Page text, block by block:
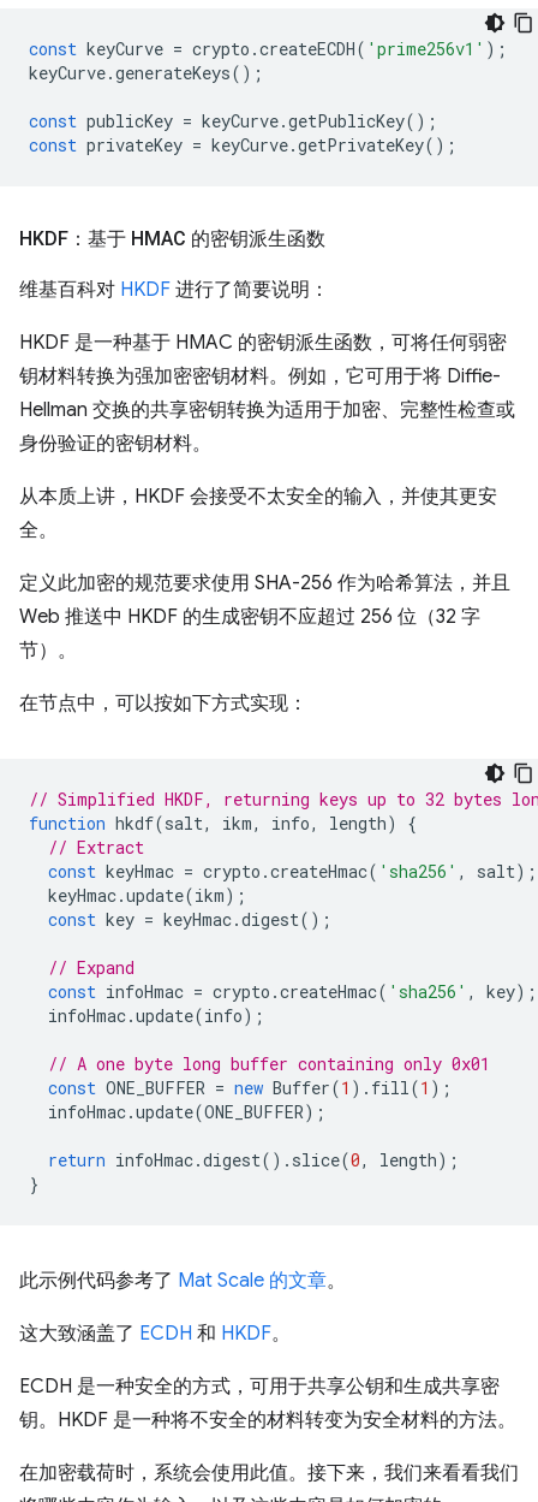
const keyCurve = crypto .createECDH( 'prime256v1' );
keyCurve.generateKeys();
const publicKey = keyCurve.getPublicKey();
const privateKey = keyCurve.getPrivateKey();
HKDF：基于 HMAC 的密钥派生函数
维基百科对 HKDF 进行了简要说明：
HKDF 是一种基于 HMAC 的密钥派生函数，可将任何弱密
钥材料转换为强加密密钥材料。例如，它可用于将 Diffie-
Hellman 交换的共享密钥转换为适用于加密、完整性检查或
身份验证的密钥材料。
从本质上讲，HKDF 会接受不太安全的输入，并使其更安
全。
定义此加密的规范要求使用 SHA-256 作为哈希算法，并且
Web 推送中 HKDF 的生成密钥不应超过 256 位（32 字
节）。
在节点中，可以按如下方式实现：
// Simplified HKDF, returning keys up to 32 bytes
function hkdf(salt, ikm, info, length)
{
// Extract
const keyHmac = crypto .createHmac( 'sha256' , salt);
keyHmac.update(ikm);
const key = keyHmac.digest();
// Expand
const infoHmac = crypto .createHmac( 'sha256' , key);
infoHmac.update(info);
// A one byte long buffer containing only 0x01
const ONE_BUFFER = new Buffer(1 ). fill(1 );
infoHmac.update(ONE_BUFFER);
return infoHmac.digest(). slice(0, length);
}
此示例代码参考了 Mat Scale 的文章。
这大致涵盖了 ECDH 和 HKDF。
ECDH 是一种安全的方式，可用于共享公钥和生成共享密
钥。HKDF 是一种将不安全的材料转变为安全材料的方法。
在加密载荷时，系统会使用此值。接下来，我们来看看我们